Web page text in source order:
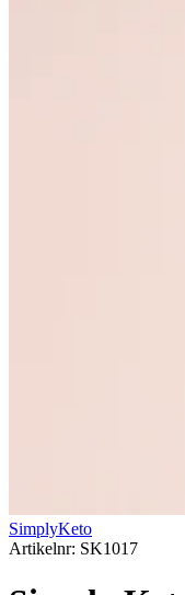
SimplyKeto
Artikelnr: SK1017